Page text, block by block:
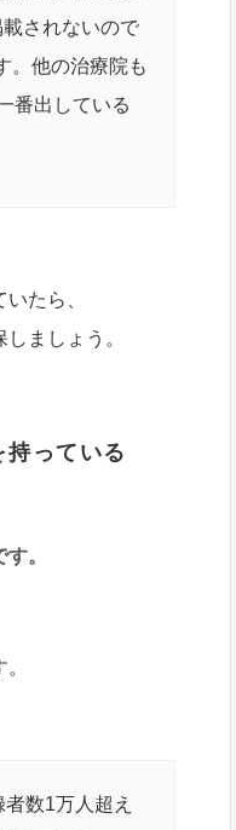
されないので
。他の治療院も
番出している
たら、
ましょう。
っている
。
数1万人超え